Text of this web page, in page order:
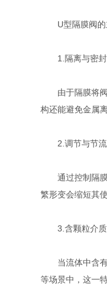
U型隔膜阀的
1.隔离与密封
由于隔膜将阀
构还能避免金属
2.调节与节流
通过控制隔膜
繁形变会缩短其
3.含颗粒介质
当流体中含有
等场景中，这一